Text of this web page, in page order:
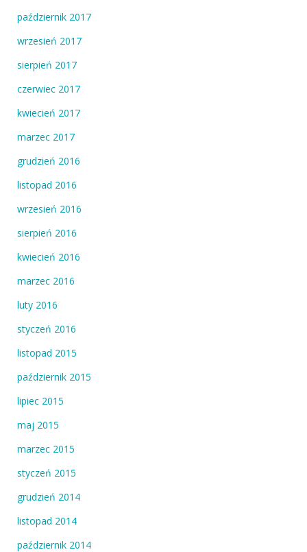
październik 2017
wrzesień 2017
sierpień 2017
czerwiec 2017
kwiecień 2017
marzec 2017
grudzień 2016
listopad 2016
wrzesień 2016
sierpień 2016
kwiecień 2016
marzec 2016
luty 2016
styczeń 2016
listopad 2015
październik 2015
lipiec 2015
maj 2015
marzec 2015
styczeń 2015
grudzień 2014
listopad 2014
październik 2014